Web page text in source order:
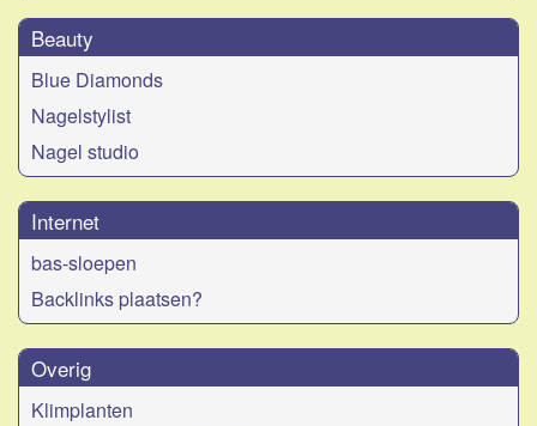
Beauty
Blue Diamonds
Nagelstylist
Nagel studio
Internet
bas-sloepen
Backlinks plaatsen?
Overig
Klimplanten